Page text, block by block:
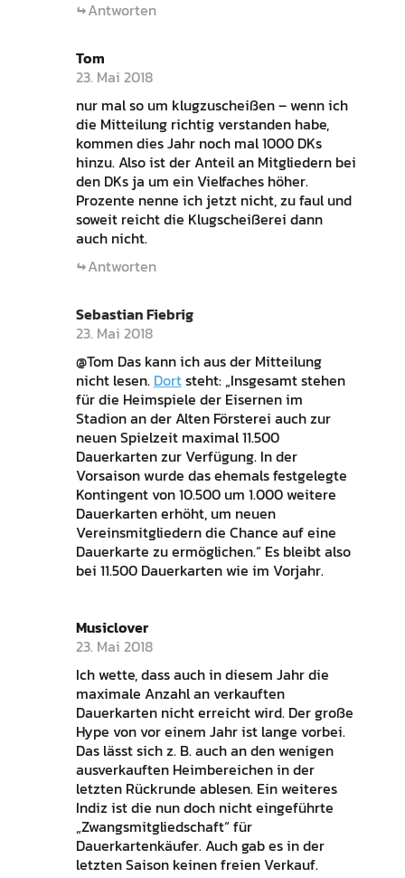
Antworten
Tom
23. Mai 2018
nur mal so um klugzuscheißen – wenn ich
die Mitteilung richtig verstanden habe,
kommen dies Jahr noch mal 1000 DKs
hinzu. Also ist der Anteil an Mitgliedern bei
den DKs ja um ein Vielfaches höher.
Prozente nenne ich jetzt nicht, zu faul und
soweit reicht die Klugscheißerei dann
auch nicht.
Antworten
Sebastian Fiebrig
23. Mai 2018
@Tom Das kann ich aus der Mitteilung
nicht lesen. Dortsteht: „Insgesamt stehen
für die Heimspiele der Eisernen im
Stadion an der Alten Försterei auch zur
neuen Spielzeit maximal 11.500
Dauerkarten zur Verfügung. In der
Vorsaison wurde das ehemals festgelegte
Kontingent von 10.500 um 1.000 weitere
Dauerkarten erhöht, um neuen
Vereinsmitgliedern die Chance auf eine
Dauerkarte zu ermöglichen.“ Es bleibt also
bei 11.500 Dauerkarten wie im Vorjahr.
Musiclover
23. Mai 2018
Ich wette, dass auch in diesem Jahr die
maximale Anzahl an verkauften
Dauerkarten nicht erreicht wird. Der große
Hype von vor einem Jahr ist lange vorbei.
Das lässt sich z. B. auch an den wenigen
ausverkauften Heimbereichen in der
letzten Rückrunde ablesen. Ein weiteres
Indiz ist die nun doch nicht eingeführte
„Zwangsmitgliedschaft“ für
Dauerkartenkäufer. Auch gab es in der
letzten Saison keinen freien Verkauf.